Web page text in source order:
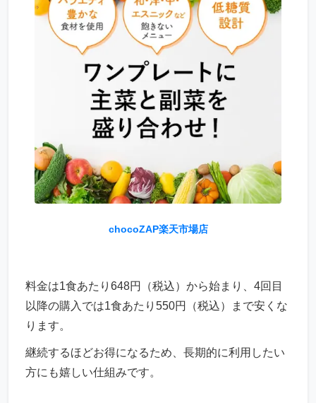
chocoZAP楽天市場店
料金は1食あたり648円（税込）から始まり、4回目
以降の購入では1食あたり550円（税込）まで安くな
ります。
継続するほどお得になるため、長期的に利用したい
方にも嬉しい仕組みです。